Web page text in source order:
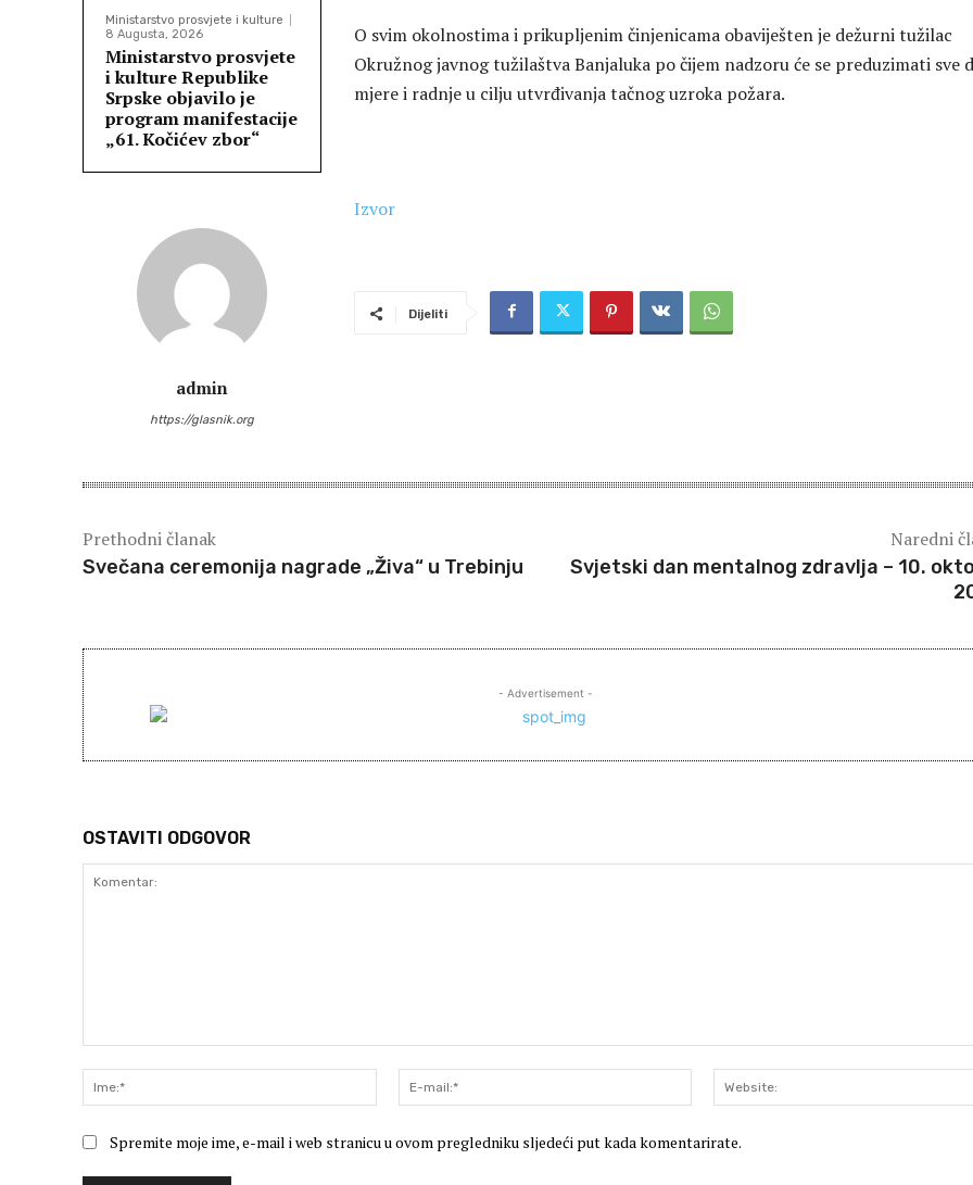
Ministarstvo prosvjete i kulture
8 Augusta, 2026
Ministarstvo prosvjete
i kulture Republike
Srpske objavilo je
program manifestacije
„61. Kočićev zbor“
admin
https://glasnik.org
O svim okolnostima i prikupljenim činjenicama obaviješten je dežurni tužilac
Okružnog javnog tužilaštva Banjaluka po čijem nadzoru će se preduzimati sve
mjere i radnje u cilju utvrđivanja tačnog uzroka požara.
Izvor
Dijeliti
Prethodni članak
Svečana ceremonija nagrade „Živa“ u Trebinju
Naredni
Svjetski dan mentalnog zdravlja – 10.
- Advertisement -
OSTAVITI ODGOVOR
Ime:*
mail:*
Spremite moje ime, e-mail i web stranicu u ovom pregledniku sljedeći put kada komentarirate.